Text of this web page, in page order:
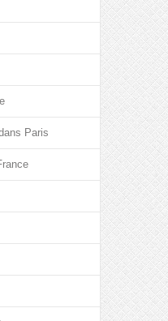
Paris